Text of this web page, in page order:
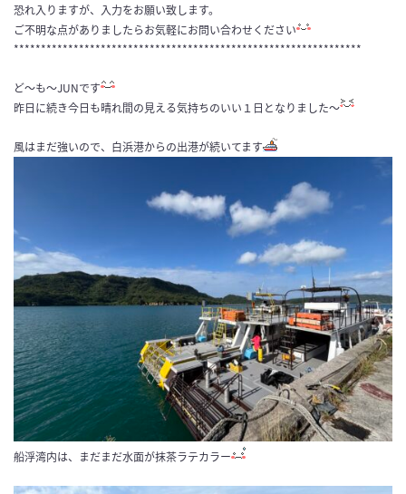
恐れ入りますが、入力をお願い致します。
ご不明な点がありましたらお気軽にお問い合わせください
****************************************************************
ど〜も〜JUNです
昨日に続き今日も晴れ間の見える気持ちのいい１日となりました〜
風はまだ強いので、白浜港からの出港が続いてます
船浮湾内は、まだまだ水面が抹茶ラテカラー